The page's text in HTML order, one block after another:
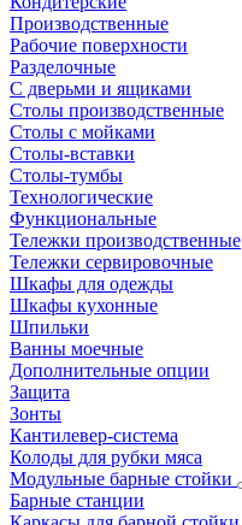
Производственные
Рабочие поверхности
Разделочные
С дверьми и ящиками
Столы производственные
Столы с мойками
Столы-вставки
Столы-тумбы
Технологические
Функциональные
Тележки производственные
Тележки сервировочные
Шкафы для одежды
Шкафы кухонные
Шпильки
Ванны моечные
Дополнительные опции
Защита
Зонты
Кантилевер-система
Колоды для рубки мяса
Модульные барные стойки
Барные станции